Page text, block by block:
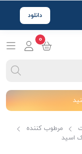
دانلود
0
مرطوب کننده
اسید